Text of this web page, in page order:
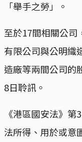
「舉手之勞」。
至於17間相關公司
有限公司與公明織
造廠等兩間公司的
8日聆訊。
《港區國安法》
法所得、用於或意